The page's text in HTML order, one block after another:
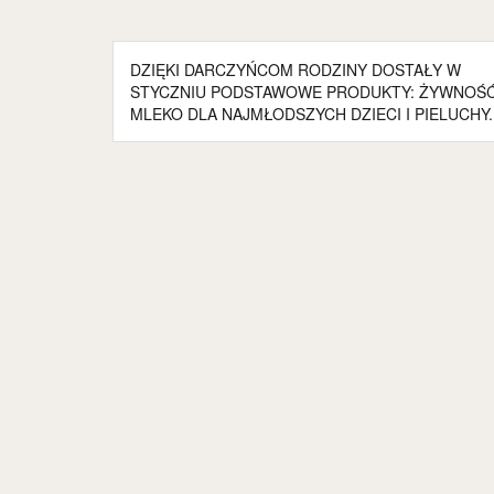
Nawigacja
wpisu
DZIĘKI DARCZYŃCOM RODZINY DOSTAŁY W
STYCZNIU PODSTAWOWE PRODUKTY:
MLEKO DLA NAJMŁODSZYCH DZIECI I PIELUCHY.